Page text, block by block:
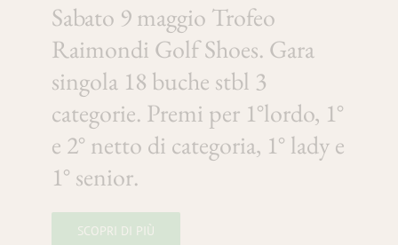
Sabato 9 maggio Trofeo
Raimondi Golf Shoes. Gara
singola 18 buche stbl 3
categorie. Premi per 1°lordo, 1°
e 2° netto di categoria, 1° lady e
1° senior.
SCOPRI DI PIÙ